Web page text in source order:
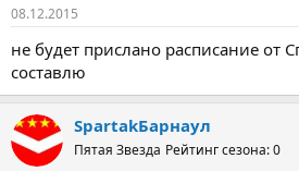
08.12.2015
не будет прислано расписание от
составлю
SpartakБарнаул
Пятая Звезда Рейтинг сезона: 0